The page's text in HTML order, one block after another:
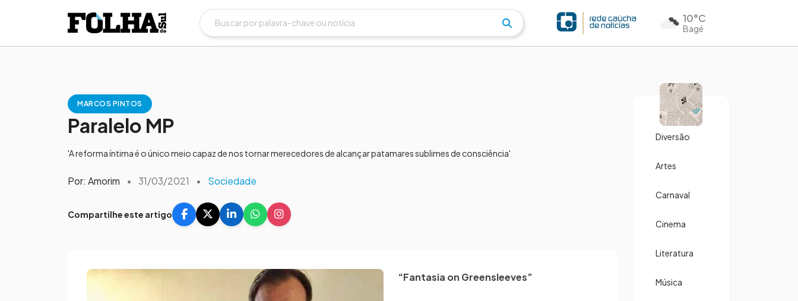
10°C
Bagé
MARCOS PINTOS
Paralelo MP
'A reforma íntima é o único meio capaz de nos tornar merecedores de alcançar patamares sublimes de consciência'
Por: Amorim • 31/03/2021 • Sociedade
Compartilhe este artigo
“Fantasia on Greensleeves”
Diversão
Artes
Carnaval
Cinema
Literatura
Música